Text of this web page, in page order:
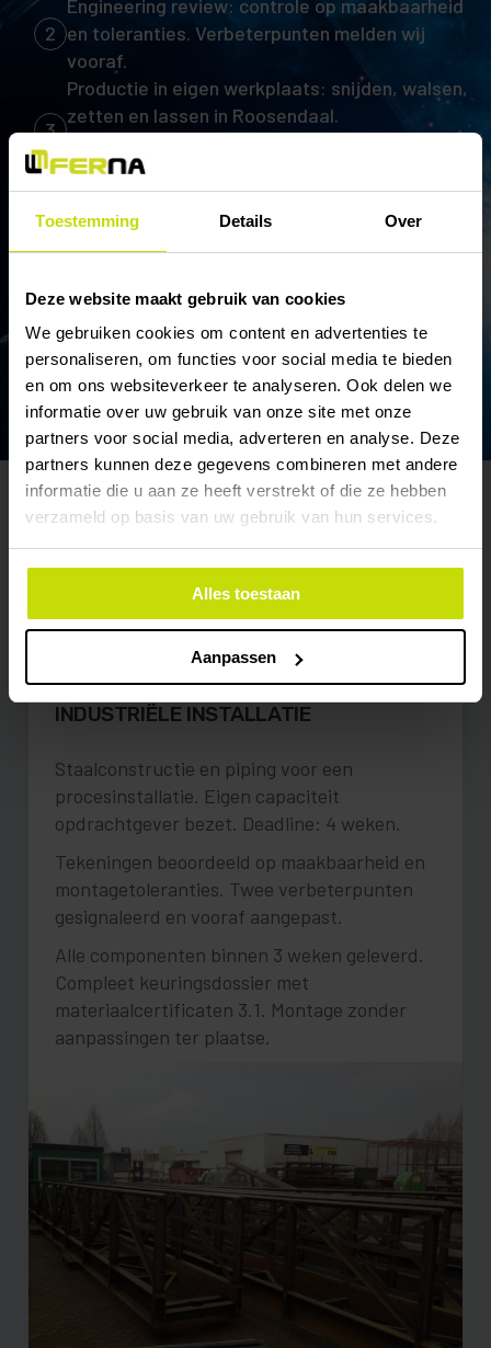
Toestemming Details Over
Deze website maakt gebruik van cookies
We gebruiken cookies om content en advertenties te
personaliseren, om functies voor social media te bieden
en om ons websiteverkeer te analyseren. Ook delen we
informatie over uw gebruik van onze site met onze
partners voor social media, adverteren en analyse. Deze
partners kunnen deze gegevens combineren met andere
informatie die u aan ze heeft verstrekt of die ze hebben
verzameld op basis van uw gebruik van hun services.
Alles toestaan
Aanpassen
2
Engineering review: controle op maakbaarheid
en toleranties. Verbeterpunten melden wij
vooraf.
3
Productie in eigen werkplaats: snijden, walsen,
zetten en lassen in Roosendaal.
ISO 3834.
Oplevering met compleet dossier: levering op
de afgesproken datum. Materiaalcertificaten,
keuringsdossier en traceerbaarheid bij het
STUUR UW TEKENING OP
REFERENTIEPROJECT
MAATWERKCONSTRUCTIE VOOR EEN
INDUSTRIËLE INSTALLATIE
Staalconstructie en piping voor een
procesinstallatie. Eigen capaciteit
opdrachtgever bezet. Deadline: 4 weken.
Tekeningen beoordeeld op maakbaarheid en
montagetoleranties. Twee verbeterpunten
gesignaleerd en vooraf aangepast.
Alle componenten binnen 3 weken geleverd.
Compleet keuringsdossier met
materiaalcertificaten 3.1. Montage zonder
aanpassingen ter plaatse.